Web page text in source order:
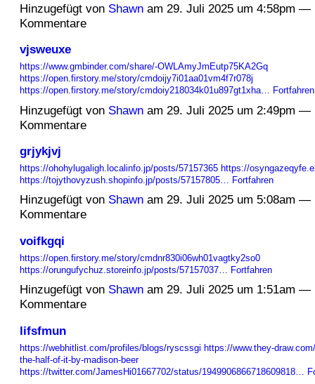
Hinzugefügt von Shawnam 29. Juli 2025 um 4:58pm —
Kommentare
vjsweuxe
https://www.gmbinder.com/share/-OWLAmyJmEutp75KA2Gq
https://open.firstory.me/story/cmdoijy7i01aa01vm4f7r078j
https://open.firstory.me/story/cmdoiy218034k01u897gt1xha… Fortfahren
Hinzugefügt von Shawnam 29. Juli 2025 um 2:49pm —
Kommentare
grjykjvj
https://ohohylugaligh.localinfo.jp/posts/57157365 https://
https://tojythovyzush.shopinfo.jp/posts/57157805… Fortfahren
Hinzugefügt von Shawnam 29. Juli 2025 um 5:08am —
Kommentare
voifkgqi
https://open.firstory.me/story/cmdnr830i06wh01vagtky2so0
https://orungufychuz.storeinfo.jp/posts/57157037… Fortfahren
Hinzugefügt von Shawnam 29. Juli 2025 um 1:51am —
Kommentare
lifsfmun
https://webhitlist.com/profiles/blogs/ryscssgi https://www.they-
the-half-of-it-by-madison-beer
https://twitter.com/JamesHi01667702/status/1949906866718609818…